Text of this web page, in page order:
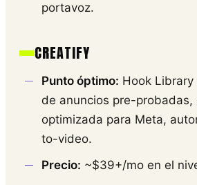
portavoz.
CREATIFY
Punto óptimo: Hook
de anuncios pre-probadas,
optimizada para Meta,
to-video.
Precio: ~$39+/mo en el